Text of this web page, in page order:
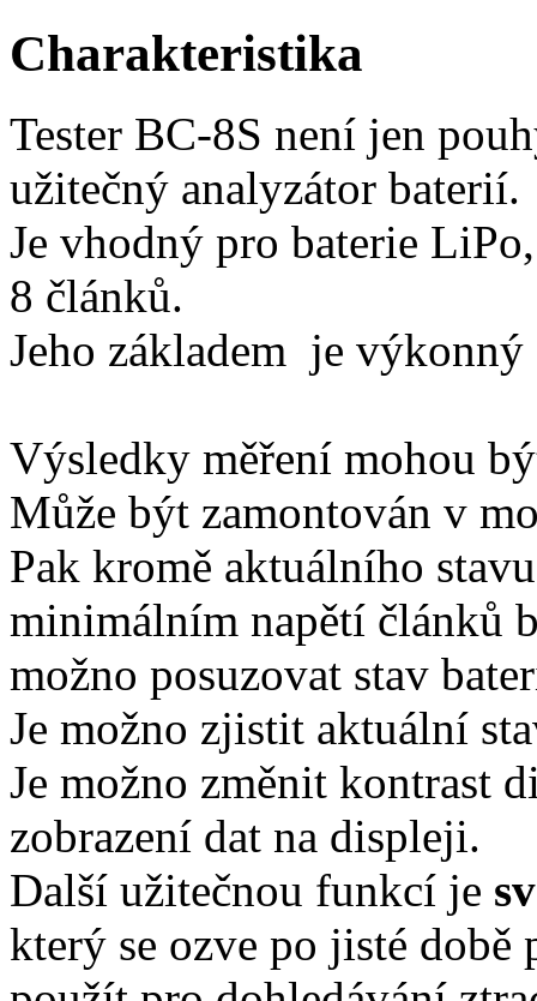
Charakteristika
Tester BC-8S není jen
užitečný analyzátor baterií.
Je vhodný pro baterie
8 článků.
Jeho základem je
Výsledky měření mohou
Může být zamontován v
Pak kromě aktuálního
minimálním napětí článků
možno posuzovat stav
Je možno zjistit aktuální
Je možno změnit kontrast
zobrazení dat na displeji.
Další užitečnou funkcí je
který se ozve po jisté době